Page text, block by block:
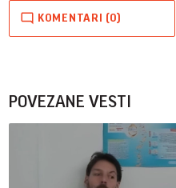
KOMENTARI (0)
POVEZANE VESTI